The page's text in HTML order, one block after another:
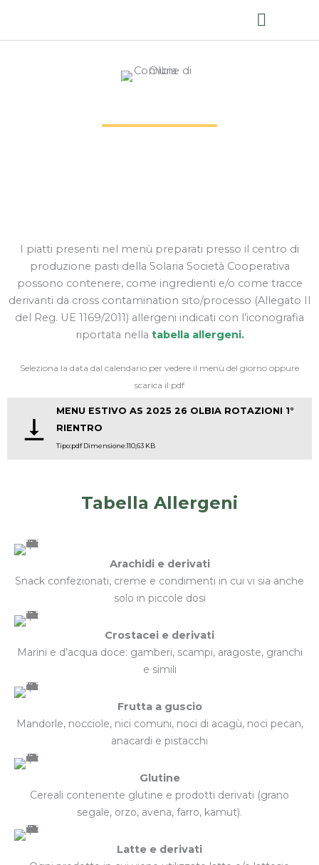
OLBIA
I piatti presenti nel menù preparati presso il centro di
produzione pasti della Solaria Società Cooperativa
possono contenere, come ingredienti e/o come tracce
derivanti da cross contamination sito/processo (Allegato II
del Reg. UE 1169/2011) allergeni indicati con l’iconografia
riportata nella tabella allergeni.
Tabella Allergeni
Arachidi e derivati
Snack confezionati, creme e condimenti in cui vi sia anche
solo in piccole dosi
Crostacei e derivati
Marini e d’acqua doce: gamberi, scampi, aragoste, granchi
e simili
Frutta a guscio
Mandorle, nocciole, nici comuni, noci di acagù, noci pecan,
anacardi e pistacchi
Glutine
Cereali contenente glutine e prodotti derivati (grano
segale, orzo, avena, farro, kamut).
Latte e derivati
Seleziona la data dal calendario per vedere il menù del giorno oppure
scarica il pdf
MENU ESTIVO AS 2025 26 OLBIA ROTAZIONI 1°
RIENTRO
Tipo:pdf Dimensione:110,63 KB